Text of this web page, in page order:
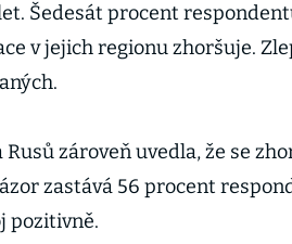
Šedesát procent
v jejich regionu zhoršuje.
Rusů zároveň uvedla, že se
zastává 56 procent
pozitivně.